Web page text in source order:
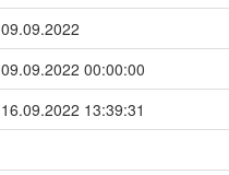
09.09.2022
09.09.2022 00:00:00
16.09.2022 13:39:31